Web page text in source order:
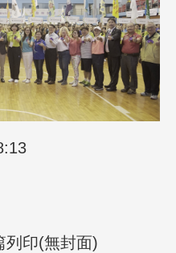
列印(無封面)